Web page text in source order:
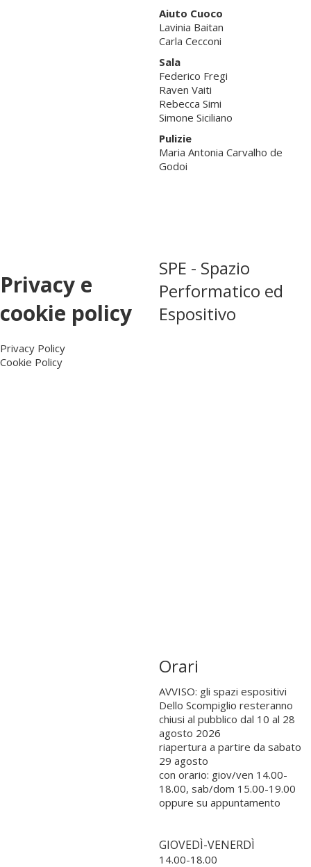
Aiuto Cuoco
Lavinia Baitan
Carla Cecconi
Sala
Federico Fregi
Raven Vaiti
Rebecca Simi
Simone Siciliano
Pulizie
Maria Antonia Carvalho de
Godoi
Privacy e
cookie policy
Privacy Policy
Cookie Policy
SPE - Spazio
Performatico ed
Espositivo
Orari
AVVISO: gli spazi espositivi
Dello Scompiglio resteranno
chiusi al pubblico dal 10 al 28
agosto 2026
riapertura a partire da sabato
29 agosto
con orario: giov/ven 14.00-
18.00, sab/dom 15.00-19.00
oppure su appuntamento
GIOVEDÌ-VENERDÌ
14.00-18.00